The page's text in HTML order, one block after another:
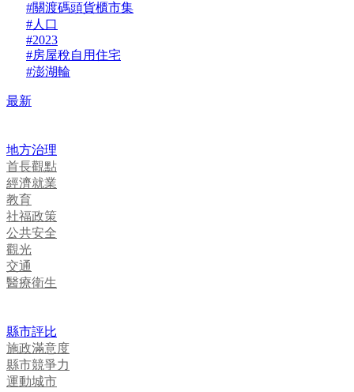
#關渡碼頭貨櫃市集
#人口
#2023
#房屋稅自用住宅
#澎湖輪
最新
地方治理
首長觀點
經濟就業
教育
社福政策
公共安全
觀光
交通
醫療衛生
縣市評比
施政滿意度
縣市競爭力
運動城市